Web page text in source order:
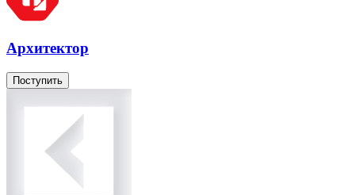
Архитектор
Поступить